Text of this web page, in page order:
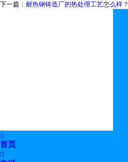
下一篇： 耐热钢铸造厂的热处理工艺怎么样？

首页
